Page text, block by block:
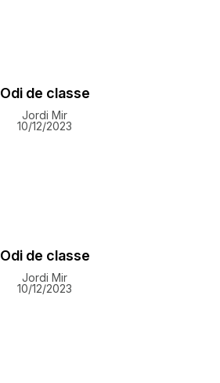
Odi de classe
Jordi Mir
10/12/2023
Odi de classe
Jordi Mir
10/12/2023